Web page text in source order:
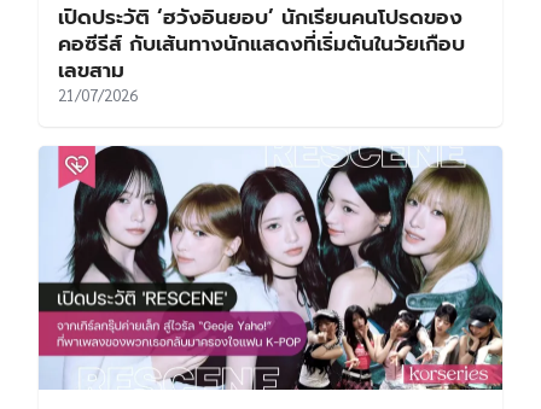
เปิดประวัติ ‘ฮวังอินยอบ’ นักเรียนคนโปรดของ
คอซีรีส์ กับเส้นทางนักแสดงที่เริ่มต้นในวัยเกือบ
เลขสาม
21/07/2026